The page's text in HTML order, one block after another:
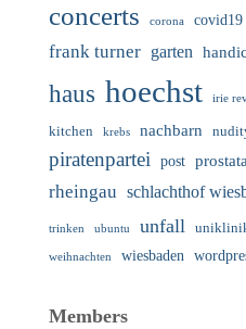
concerts
corona covid19
frank turner garten
haus hoechst irie
kitchen krebs nachbarn
piratenpartei post prostata
rheingau schlachthof
trinken ubuntu unfall
weihnachten wiesbaden
Members